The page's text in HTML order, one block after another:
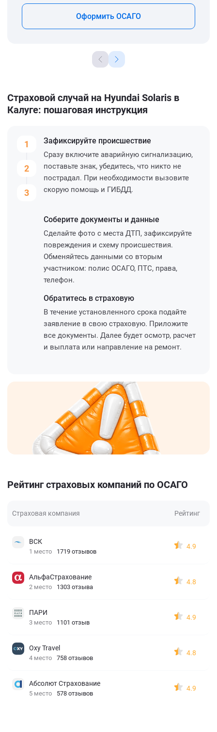
Оформить ОСАГО
Страховой случай на Hyundai Solaris в
Калуге: пошаговая инструкция
1
2
3
Зафиксируйте происшествие
Сразу включите аварийную сигнализацию,
поставьте знак, убедитесь, что никто не
пострадал. При необходимости вызовите
скорую помощь и ГИБДД.
Соберите документы и данные
Сделайте фото с места ДТП, зафиксируйте
повреждения и схему происшествия.
Обменяйтесь данными со вторым
участником: полис ОСАГО, ПТС, права,
телефон.
Обратитесь в страховую
В течение установленного срока подайте
заявление в свою страховую. Приложите
все документы. Далее будет осмотр, расчет
и выплата или направление на ремонт.
Рейтинг страховых компаний по ОСАГО
Страховая компания Рейтинг
ВСК
1 место 1719 отзывов
4.9
АльфаСтрахование
2 место 1303 отзыва
4.8
ПАРИ
3 место 1101 отзыв
4.9
Oxy Travel
4 место 758 отзывов
4.8
Абсолют Страхование
5 место 578 отзывов
4.9